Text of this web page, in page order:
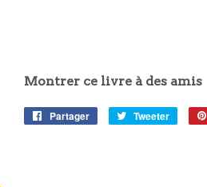
Montrer ce livre à des amis
Partager
PartagerTweeter
Tweeter